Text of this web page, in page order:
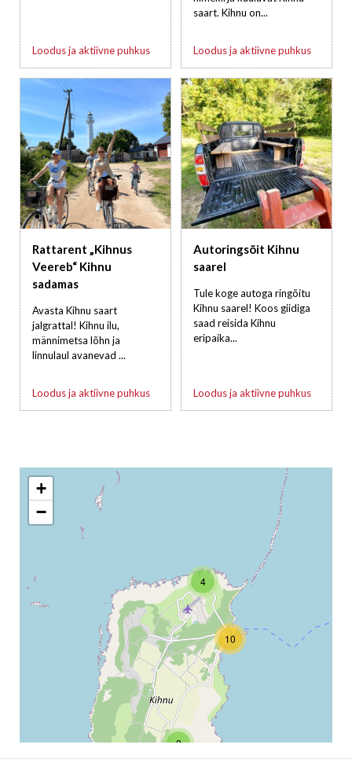
Loodus ja aktiivne puhkus
saart. Kihnu on...
Loodus ja aktiivne puhkus
Rattarent „Kihnus
Veereb“ Kihnu
sadamas
Avasta Kihnu saart
jalgrattal! Kihnu ilu,
männimetsa lõhn ja
linnulaul avanevad ...
Loodus ja aktiivne puhkus
Autoringsõit Kihnu
saarel
Tule koge autoga ringõitu
Kihnu saarel! Koos giidiga
saad reisida Kihnu
eripaika...
Loodus ja aktiivne puhkus
2
4
10
+
−